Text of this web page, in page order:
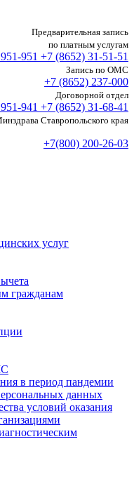
Предварительная запись
по платным услугам
951-951 +7 (8652) 31-51-51
Запись по ОМС
+7 (8652) 237-000
Договорной отдел
951-941 +7 (8652) 31-68-41
Ставропольского края
+7(800) 200-26-03
услуг
гражданам
в период пандемии
данных
условий оказания